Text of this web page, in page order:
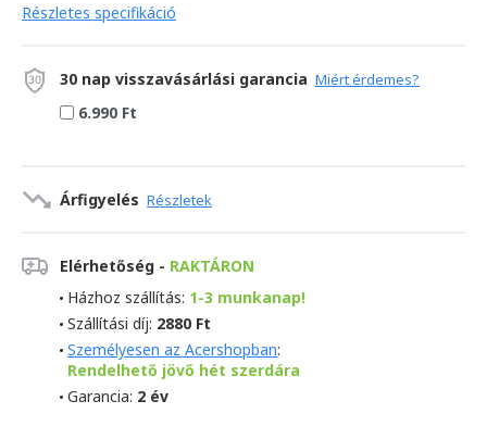
Részletes specifikáció
30 nap visszavásárlási garancia Miért érdemes?
6.990 Ft
Árfigyelés Részletek
Elérhetőség - RAKTÁRON
Házhoz szállítás: 1-3 munkanap!
Szállítási díj: 2880 Ft
Személyesen az Acershopban:
Rendelhető jövő hét szerdára
Garancia: 2 év